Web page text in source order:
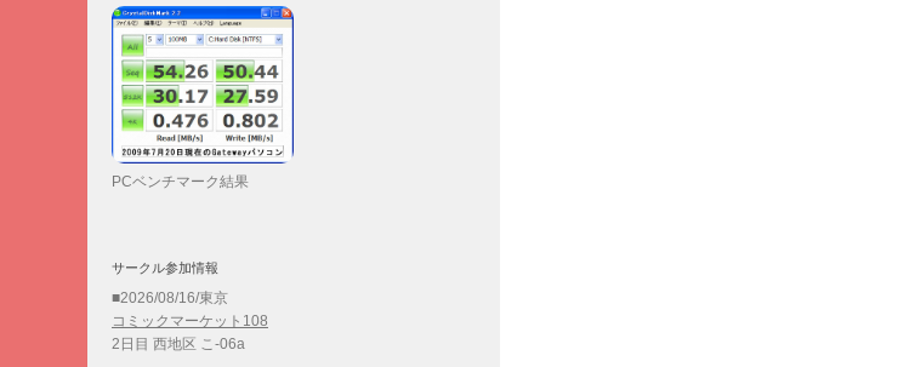
PCベンチマーク結果
サークル参加情報
■2026/08/16/東京
コミックマーケット108
2日目 西地区 こ-06a